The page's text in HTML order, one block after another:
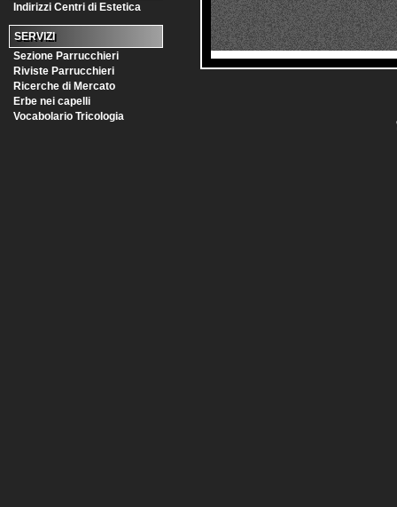
Indirizzi Centri di Estetica
SERVIZI
Sezione Parrucchieri
Riviste Parrucchieri
Ricerche di Mercato
Erbe nei capelli
Vocabolario Tricologia